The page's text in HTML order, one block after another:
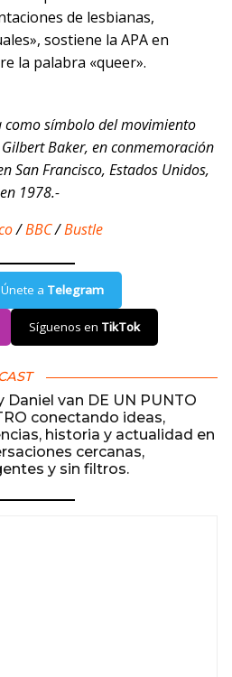
de lesbianas,
sostiene la APA en
la palabra «queer».
símbolo del movimiento
Baker, en conmemoración
San Francisco, Estados Unidos,
en 1978.-
/BBC/Bustle
Únete a Telegram
Síguenos en TikTok
Daniel van DE UN PUNTO
conectando ideas,
historia y actualidad en
cercanas,
y sin filtros.